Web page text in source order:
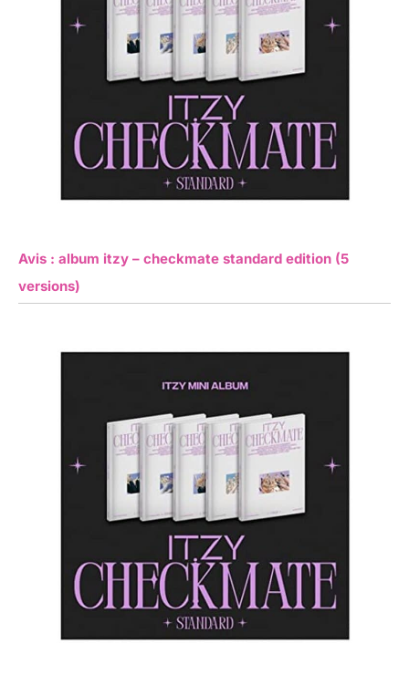
Avis : album itzy – checkmate standard edition (5
versions)